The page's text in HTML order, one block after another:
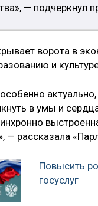
— подчеркнул
ворота в
и
в умы и
— рассказала
Повысить
госуслуг